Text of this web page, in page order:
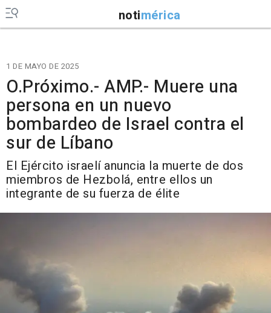
notimérica
1 DE MAYO DE 2025
O.Próximo.- AMP.- Muere una
persona en un nuevo
bombardeo de Israel contra el
sur de Líbano
El Ejército israelí anuncia la muerte de dos
miembros de Hezbolá, entre ellos un
integrante de su fuerza de élite